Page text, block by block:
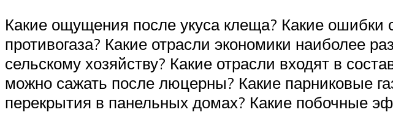
Какие ощущения после укуса клеща? Какие
противогаза? Какие отрасли экономики наиболее
сельскому хозяйству? Какие отрасли входят в
можно сажать после люцерны? Какие парниковые
перекрытия в панельных домах? Какие побочные